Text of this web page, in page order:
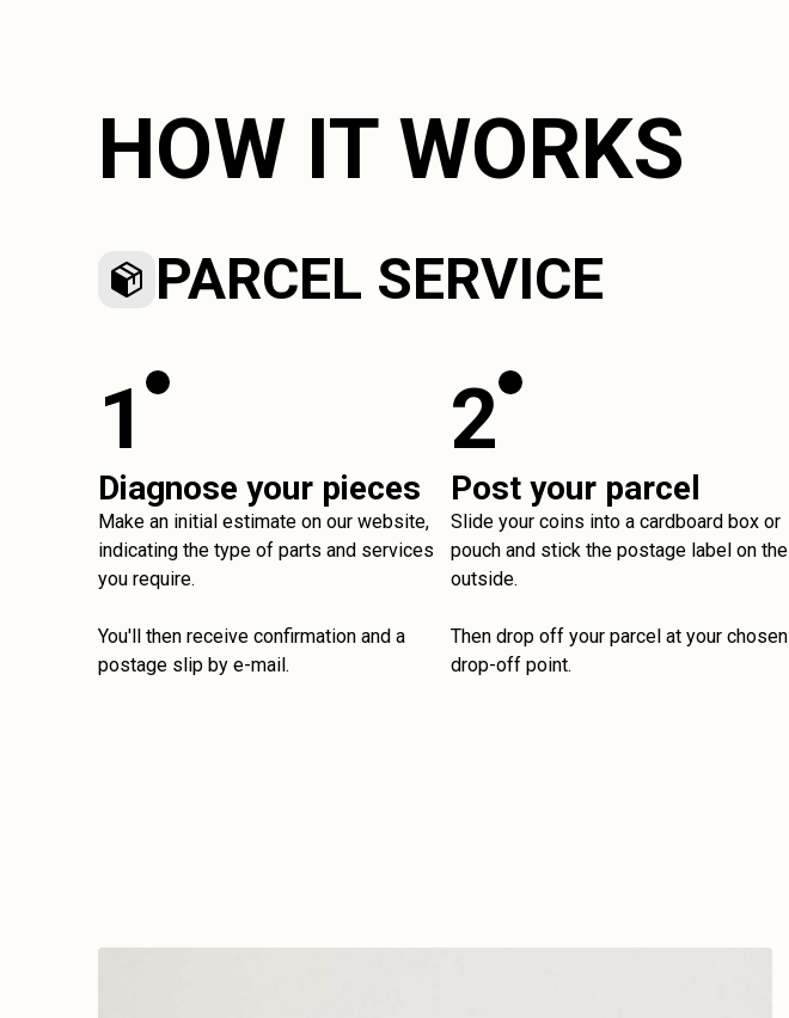
HOW IT WORKS
PARCEL SERVICE
1
Diagnose your pieces
Make an initial estimate on our website,
indicating the type of parts and services
you require.
You'll then receive confirmation and a
postage slip by e-mail.
2
Post your parcel
Slide your coins into a cardboard box or
pouch and stick the postage label on the
outside.
Then drop off your parcel at your chosen
drop-off point.